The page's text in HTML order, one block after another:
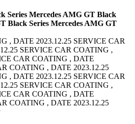
Series Mercedes AMG GT Black
Black Series Mercedes AMG GT
, DATE 2023.12.25 SERVICE CAR
SERVICE CAR COATING ,
CAR COATING , DATE
COATING , DATE 2023.12.25
, DATE 2023.12.25 SERVICE CAR
SERVICE CAR COATING ,
CAR COATING , DATE
COATING , DATE 2023.12.25